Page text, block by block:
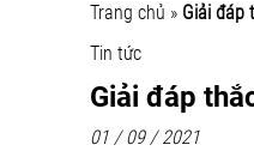
Trang chủ » Giải đáp
Tin tức
Giải đáp
01 / 09 / 2021